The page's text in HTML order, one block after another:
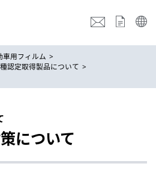
車用フィルム
認定取得製品について
について